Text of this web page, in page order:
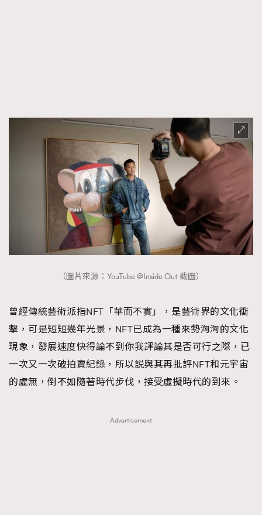
（圖片來源：YouTube @Inside Out 截圖）
曾經傳統藝術派指NFT「華而不實」，是藝術界的文化衝
擊，可是短短幾年光景，NFT已成為一種來勢洶洶的文化
現象，發展速度快得論不到你我評論其是否可行之際，已
一次又一次破拍賣紀錄，所以説與其再批評NFT和元宇宙
的虛無，倒不如隨著時代步伐，接受虛擬時代的到來。
Advertisement